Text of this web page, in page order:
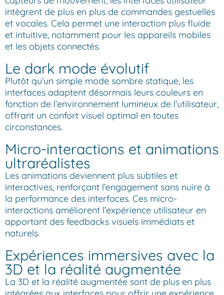
intègrent de plus en plus de commandes gestuelles
et vocales. Cela permet une interaction plus fluide
et intuitive, notamment pour les appareils mobiles
et les objets connectés.
Le dark mode évolutif
Plutôt qu’un simple mode sombre statique, les
interfaces adaptent désormais leurs couleurs en
fonction de l’environnement lumineux de l’utilisateur,
offrant un confort visuel optimal en toutes
circonstances.
Micro-interactions et animations
ultraréalistes
Les animations deviennent plus subtiles et
interactives, renforçant l’engagement sans nuire à
la performance des interfaces. Ces micro-
interactions améliorent l’expérience utilisateur en
apportant des feedbacks visuels immédiats et
naturels.
Expériences immersives avec la
3D et la réalité augmentée
La 3D et la réalité augmentée sont de plus en plus